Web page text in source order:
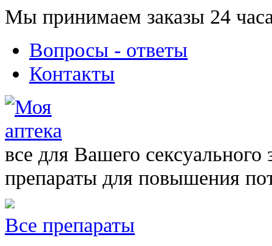
Мы принимаем заказы 24
Вопросы - ответы
Контакты
все для Вашего сексуального
препараты для повышения
Все препараты